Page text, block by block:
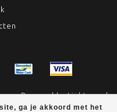
ga je akkoord met het
- Powered byLightspeed